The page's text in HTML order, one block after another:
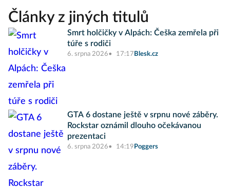
Články z jiných titulů
Smrt holčičky v Alpách: Češka zemřela při
túře s rodiči
6. srpna 2026 17:17 Blesk.cz
GTA 6 dostane ještě v srpnu nové záběry.
Rockstar oznámil dlouho očekávanou
prezentaci
6. srpna 2026 14:19 Poggers